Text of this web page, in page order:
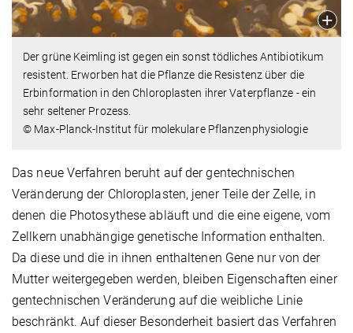
Der grüne Keimling ist gegen ein sonst tödliches Antibiotikum
resistent. Erworben hat die Pflanze die Resistenz über die
Erbinformation in den Chloroplasten ihrer Vaterpflanze - ein
sehr seltener Prozess.
© Max-Planck-Institut für molekulare Pflanzenphysiologie
Das neue Verfahren beruht auf der gentechnischen
Veränderung der Chloroplasten, jener Teile der Zelle, in
denen die Photosythese abläuft und die eine eigene, vom
Zellkern unabhängige genetische Information enthalten.
Da diese und die in ihnen enthaltenen Gene nur von der
Mutter weitergegeben werden, bleiben Eigenschaften einer
gentechnischen Veränderung auf die weibliche Linie
beschränkt. Auf dieser Besonderheit basiert das Verfahren